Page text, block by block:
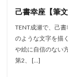
己書幸座【筆文
TENT成瀬で、己
のような文字を描
や絵に自信のない
第2、 […]